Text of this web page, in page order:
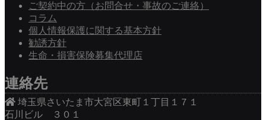
ご契約中の方（お問合せ・事故のご連絡）
コラム
個人情報保護に関する基本方針
勧誘方針
生命・損害保険募集代理店
連絡先
埼玉県さいたま市大宮区東町１丁目１７１
石川ビル ３０１